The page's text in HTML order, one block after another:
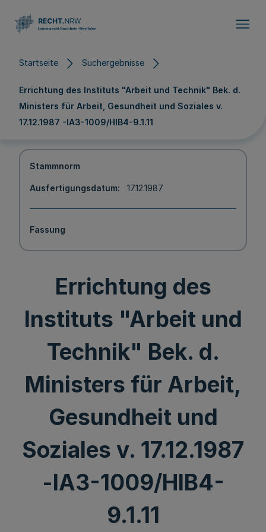
Startseite Suchergebnisse
Errichtung des Instituts "Arbeit und Technik" Bek. d.
Ministers für Arbeit, Gesundheit und Soziales v.
17.12.1987 -IA3-1009/HIB4-9.1.11
Stammnorm
Ausfertigungsdatum 17.12.1987
Fassung
Errichtung des
Instituts "Arbeit und
Technik" Bek. d.
Ministers für Arbeit,
Gesundheit und
Soziales v. 17.12.1987
-IA3-1009/HIB4-
9.1.11